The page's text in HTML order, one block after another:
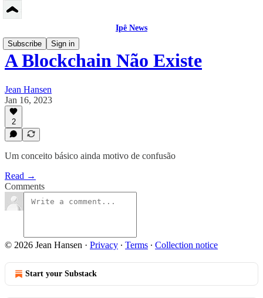
Ipê News
Subscribe
Sign in
A Blockchain Não Existe
Jean Hansen
Jan 16, 2023
2
Um conceito básico ainda motivo de confusão
Read →
Comments
© 2026 Jean Hansen · Privacy ∙ Terms ∙ Collection notice
Start your Substack